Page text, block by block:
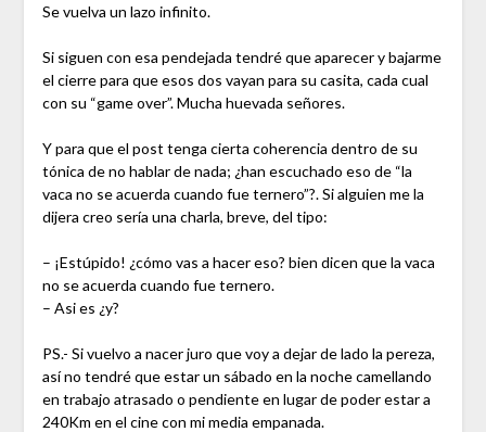
Se vuelva un lazo infinito.
Si siguen con esa pendejada tendré que aparecer y bajarme
el cierre para que esos dos vayan para su casita, cada cual
con su “game over”. Mucha huevada señores.
Y para que el post tenga cierta coherencia dentro de su
tónica de no hablar de nada; ¿han escuchado eso de “la
vaca no se acuerda cuando fue ternero”?. Si alguien me la
dijera creo sería una charla, breve, del tipo:
– ¡Estúpido! ¿cómo vas a hacer eso? bien dicen que la vaca
no se acuerda cuando fue ternero.
– Asi es ¿y?
PS.- Si vuelvo a nacer juro que voy a dejar de lado la pereza,
así no tendré que estar un sábado en la noche camellando
en trabajo atrasado o pendiente en lugar de poder estar a
240Km en el cine con mi media empanada.